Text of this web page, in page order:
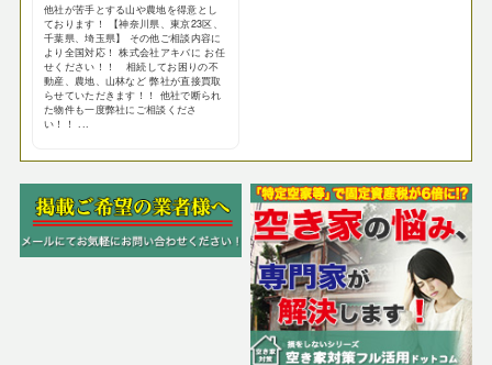
他社が苦手とする山や農地を得意とし
ております！ 【神奈川県、東京23区、
千葉県、埼玉県】 その他ご相談内容に
より全国対応！ 株式会社アキバに お任
せください！！ 相続してお困りの不
動産、農地、山林など 弊社が直接買取
らせていただきます！！ 他社で断られ
た物件も一度弊社にご相談くださ
い！！ ...